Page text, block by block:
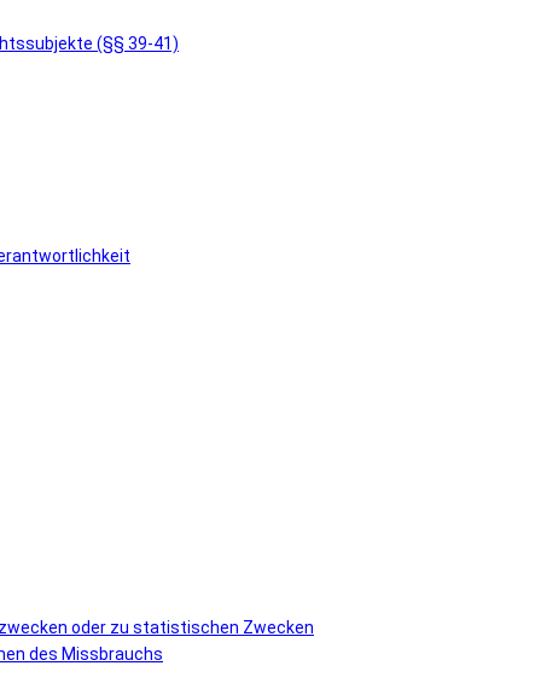
(§§ 39-41)
oder zu statistischen Zwecken
des Missbrauchs